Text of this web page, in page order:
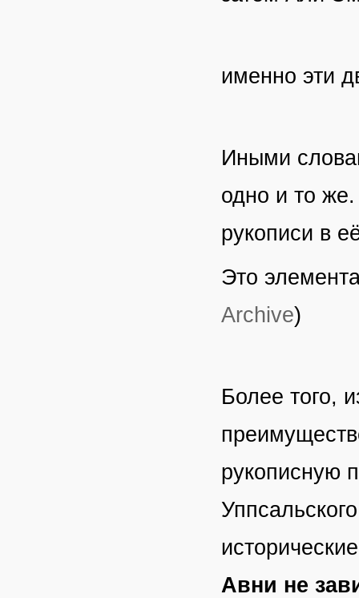
именно эти
Иными
одно и то
рукописи в
Это
Archive)
Более того,
рукописную
Авни не